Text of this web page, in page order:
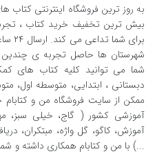
به روز ترین فروشگاه اینترنتی
بیش ترین تخفیف خرید کتاب ،
شهرستان ها حاصل تجربه ی چندین
شما می توانید کلیه کتاب های
دبستانی ، ابتدایی، متوسطه اول،
ممکن از سایت فروشگاه من و
آموزشی کشور ( گاج، خیلی سبز،
آموزش، کاگو، گل واژه، مبتکران،
...) با من و کتابام همکاری داشته و